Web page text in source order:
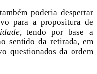
poderia despertar
para a propositura de
, tendo por base a
sentido da retirada, em
questionados da ordem